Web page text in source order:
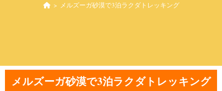
> メルズーガ砂漠で3泊ラクダトレッキング
メルズーガ砂漠で3泊ラクダトレッキング